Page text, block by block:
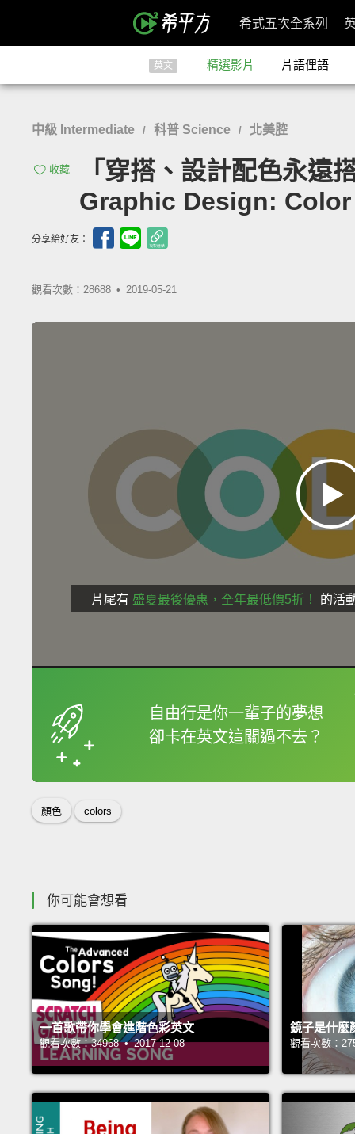
希式五次全系列
英文 精選影片 片語俚語
中級 Intermediate / 科普 Science / 北美腔
收藏
「穿搭、設計配色永
Graphic Design: Color
分享給好友：
觀看次數：28688 • 2019-05-21
片尾有 盛夏最後優惠，全年最低價5折！ 的活
自由行是你一輩子的夢想
卻卡在英文這關過不去？
框選或點兩下字幕可
顏色 colors
你可能會想看
一首歌帶你學會進階色彩英文
觀看次數：34968 • 2017-12-08
鏡子是什麼
觀看次數：